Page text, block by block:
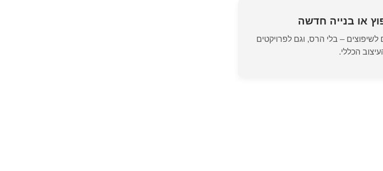
או בנייה חדשה
לשיפוצים – בלי הרס, וגם לפרויקטים
הכללי.